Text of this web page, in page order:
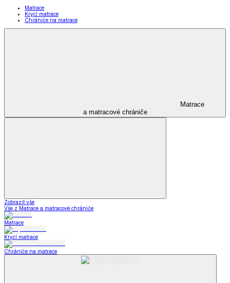
Matrace
Krycí matrace
Chrániče na matrace
Matrace
a matracové chrániče
Zobrazit vše
Vše z Matrace a matracové chrániče
Matrace
Krycí matrace
Chrániče na matrace